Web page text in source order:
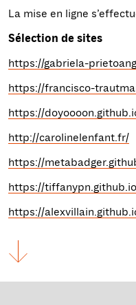
La mise en ligne
Sélection de sites
https://gabriela-
https://francisco-
https://
http://carolinelenfant.fr/
https://
https://
https://